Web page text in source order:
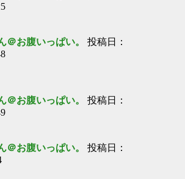
＠お腹いっぱい。 投稿日：
＠お腹いっぱい。 投稿日：
＠お腹いっぱい。 投稿日：